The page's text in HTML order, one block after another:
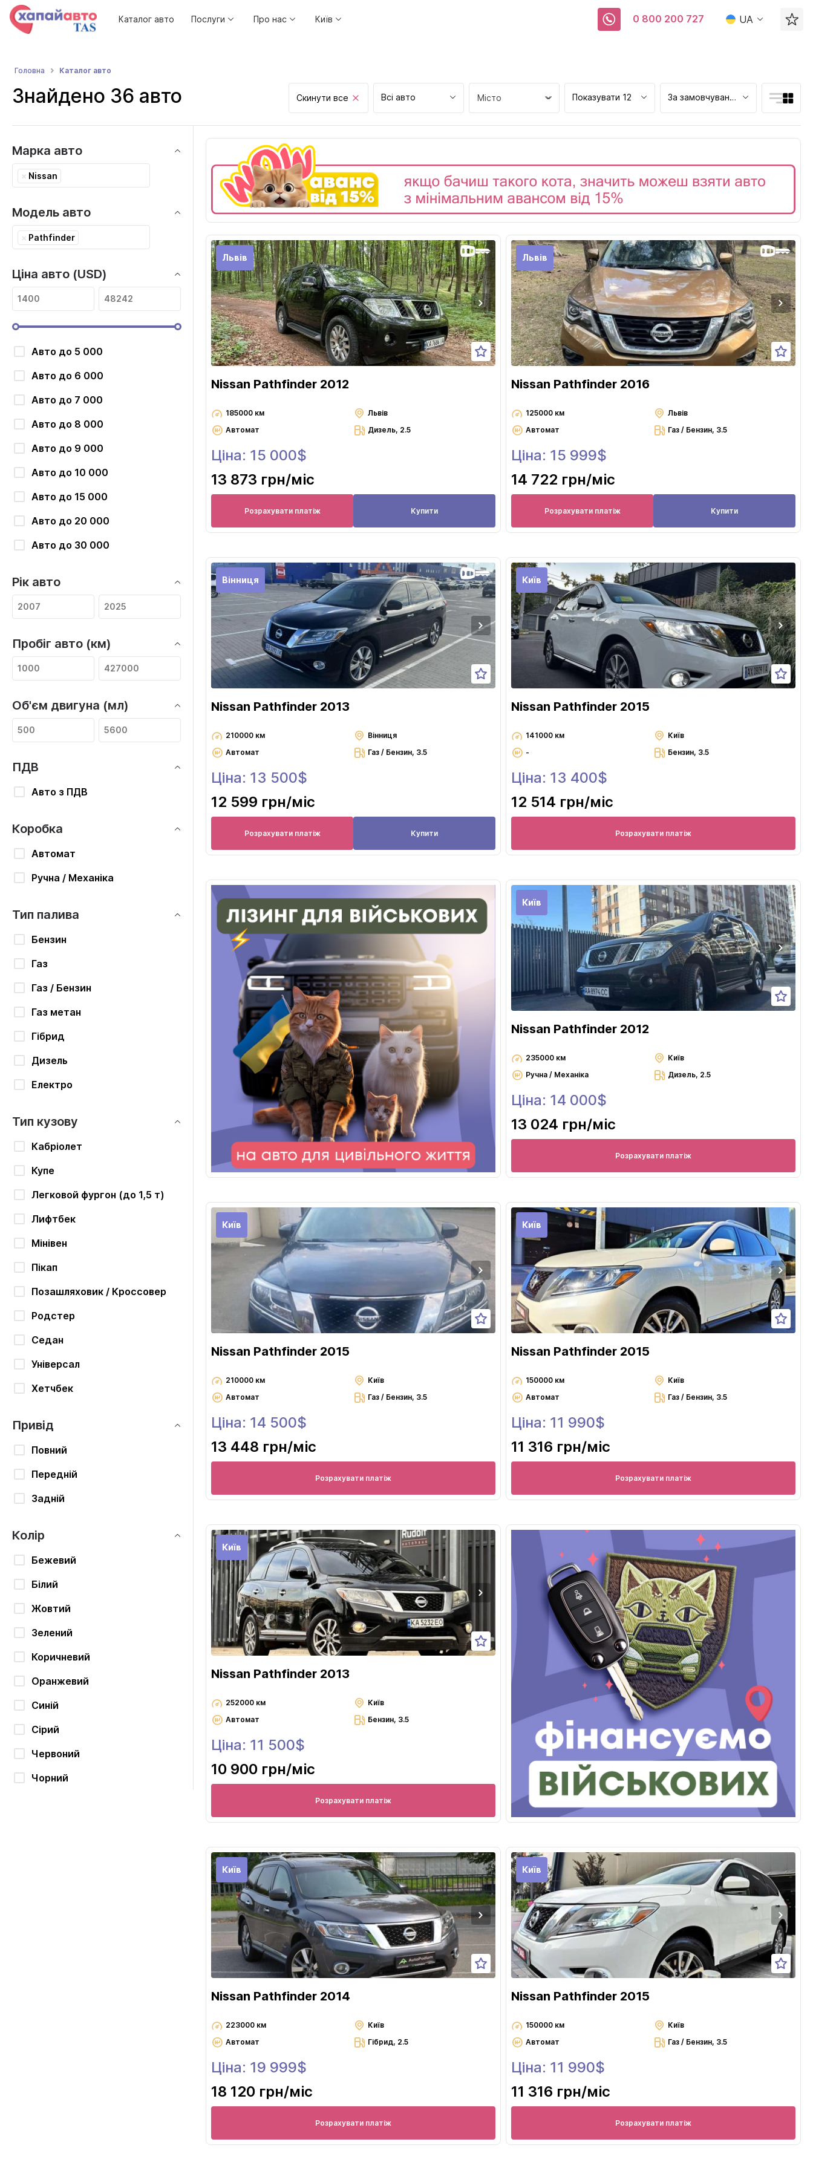
Каталог авто Послуги Про нас Київ 0 800 200 727 UA
Головна Каталог авто
Знайдено 36 авто Скинути все Всі авто Місто
Дніпро
Запоріжжя
Івано-Франківськ
Кропивницький
Луцьк
Львів
Миколаїв
Одеса
Полтава
Рівне
Чернігів
Показувати 12 За замовчуванням
Марка авто
× Nissan
Модель авто
× Pathfinder
Ціна авто (USD)
Авто до 5 000
Авто до 6 000
Авто до 7 000
Авто до 8 000
Авто до 9 000
Авто до 10 000
Авто до 15 000
Авто до 20 000
Авто до 30 000
Рік авто
Пробіг авто (км)
Об'єм двигуна (мл)
ПДВ
Авто з ПДВ
Коробка
Автомат
Ручна / Механіка
Тип палива
Бензин
Газ
Газ / Бензин
Газ метан
Гібрид
Дизель
Електро
Тип кузову
Кабріолет
Купе
Легковой фургон (до 1,5 т)
Лифтбек
Мінівен
Пікап
Позашляховик / Кроссовер
Родстер
Седан
Універсал
Хетчбек
Привід
Повний
Передній
Задній
Колір
Бежевий
Білий
Жовтий
Зелений
Коричневий
Оранжевий
Синій
Сірий
Червоний
Чорний
Львів
Nissan Pathfinder 2012
185000 км
Львів
Автомат
Дизель, 2.5
Ціна: 15 000$
13 873 грн/міс
Розрахувати платіж Купити
Львів
Nissan Pathfinder 2016
125000 км
Львів
Автомат
Газ / Бензин, 3.5
Ціна: 15 999$
14 722 грн/міс
Розрахувати платіж Купити
Вінниця
Nissan Pathfinder 2013
210000 км
Вінниця
Автомат
Газ / Бензин, 3.5
Ціна: 13 500$
12 599 грн/міс
Розрахувати платіж Купити
Київ
Nissan Pathfinder 2015
141000 км
Київ
-
Бензин, 3.5
Ціна: 13 400$
12 514 грн/міс
Розрахувати платіж
Київ
Nissan Pathfinder 2012
235000 км
Київ
Ручна / Механіка
Дизель, 2.5
Ціна: 14 000$
13 024 грн/міс
Розрахувати платіж
Київ
Nissan Pathfinder 2015
210000 км
Київ
Автомат
Газ / Бензин, 3.5
Ціна: 14 500$
13 448 грн/міс
Розрахувати платіж
Київ
Nissan Pathfinder 2015
150000 км
Київ
Автомат
Газ / Бензин, 3.5
Ціна: 11 990$
11 316 грн/міс
Розрахувати платіж
Київ
Nissan Pathfinder 2013
252000 км
Київ
Автомат
Бензин, 3.5
Ціна: 11 500$
10 900 грн/міс
Розрахувати платіж
Київ
Nissan Pathfinder 2014
223000 км
Київ
Автомат
Гібрид, 2.5
Ціна: 19 999$
18 120 грн/міс
Розрахувати платіж
Київ
Nissan Pathfinder 2015
150000 км
Київ
Автомат
Газ / Бензин, 3.5
Ціна: 11 990$
11 316 грн/міс
Розрахувати платіж